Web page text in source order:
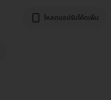
โหลดแอปรับโค้ดเพิ่ม